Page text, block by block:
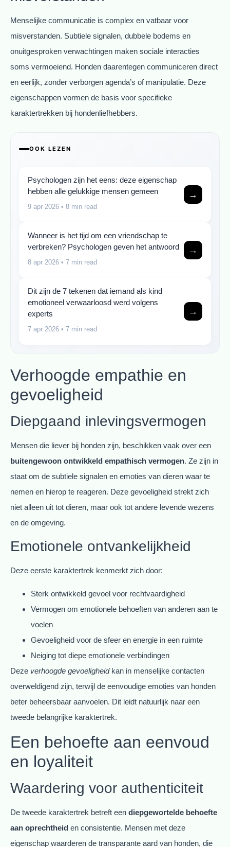
Menselijke communicatie is complex en vatbaar voor
misverstanden. Subtiele signalen, dubbele bodems en
onuitgesproken verwachtingen maken sociale interacties
soms vermoeiend. Honden daarentegen communiceren direct
en eerlijk, zonder verborgen agenda’s of manipulatie. Deze
eigenschappen vormen de basis voor specifieke
karaktertrekken bij hondenliefhebbers.
OOK LEZEN
Psychologen zijn het eens: deze eigenschap
hebben alle gelukkige mensen gemeen
9 apr 2026 • 8 min read
→
Wanneer is het tijd om een vriendschap te
verbreken? Psychologen geven het antwoord
8 apr 2026 • 7 min read
→
Dit zijn de 7 tekenen dat iemand als kind
emotioneel verwaarloosd werd volgens
experts
7 apr 2026 • 7 min read
→
Verhoogde empathie en
gevoeligheid
Diepgaand inlevingsvermogen
Mensen die liever bij honden zijn, beschikken vaak over een
buitengewoon ontwikkeld empathisch vermogen. Ze zijn in
staat om de subtiele signalen en emoties van dieren waar te
nemen en hierop te reageren. Deze gevoeligheid strekt zich
niet alleen uit tot dieren, maar ook tot andere levende wezens
en de omgeving.
Emotionele ontvankelijkheid
Deze eerste karaktertrek kenmerkt zich door:
Sterk ontwikkeld gevoel voor rechtvaardigheid
Vermogen om emotionele behoeften van anderen aan te
voelen
Gevoeligheid voor de sfeer en energie in een ruimte
Neiging tot diepe emotionele verbindingen
Deze verhoogde gevoeligheidkan in menselijke contacten
overweldigend zijn, terwijl de eenvoudige emoties van honden
beter beheersbaar aanvoelen. Dit leidt natuurlijk naar een
tweede belangrijke karaktertrek.
Een behoefte aan eenvoud
en loyaliteit
Waardering voor authenticiteit
De tweede karaktertrek betreft een diepgewortelde behoefte
aan oprechtheid en consistentie. Mensen met deze
eigenschap waarderen de transparante aard van honden, die